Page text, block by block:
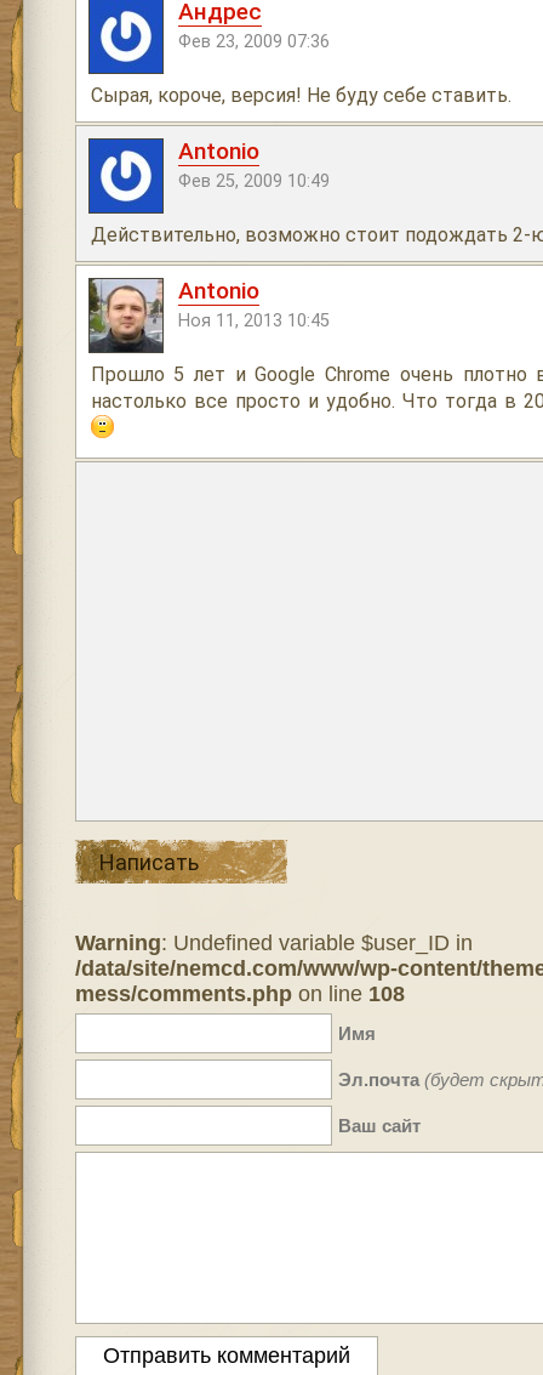
Андрес
Фев 23, 2009 07:36
Сырая, короче, версия! Не буду себе ставить.
Antonio
Фев 25, 2009 10:49
Действительно, возможно стоит подождать 2-
Antonio
Ноя 11, 2013 10:45
Прошло 5 лет и Google Chrome очень
настолько все просто и удобно. Что тогда в
Написать
Warning: Undefined variable $user_ID in
/data/site/nemcd.com/www/wp-content/
mess/comments.phpon line 108
Имя
Эл.почта (будет
Ваш сайт